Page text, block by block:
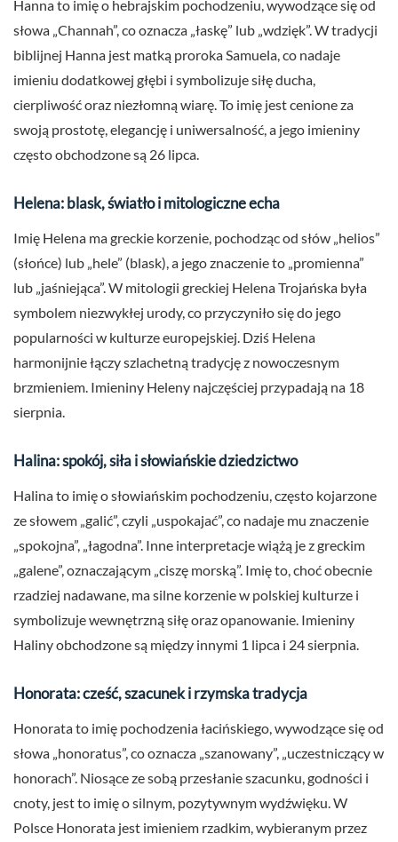
Hanna to imię o hebrajskim pochodzeniu, wywodzące się od
słowa „Channah”, co oznacza „łaskę” lub „wdzięk”. W tradycji
biblijnej Hanna jest matką proroka Samuela, co nadaje
imieniu dodatkowej głębi i symbolizuje siłę ducha,
cierpliwość oraz niezłomną wiarę. To imię jest cenione za
swoją prostotę, elegancję i uniwersalność, a jego imieniny
często obchodzone są 26 lipca.
Helena: blask, światło i mitologiczne echa
Imię Helena ma greckie korzenie, pochodząc od słów „helios”
(słońce) lub „hele” (blask), a jego znaczenie to „promienna”
lub „jaśniejąca”. W mitologii greckiej Helena Trojańska była
symbolem niezwykłej urody, co przyczyniło się do jego
popularności w kulturze europejskiej. Dziś Helena
harmonijnie łączy szlachetną tradycję z nowoczesnym
brzmieniem. Imieniny Heleny najczęściej przypadają na 18
sierpnia.
Halina: spokój, siła i słowiańskie dziedzictwo
Halina to imię o słowiańskim pochodzeniu, często kojarzone
ze słowem „galić”, czyli „uspokajać”, co nadaje mu znaczenie
„spokojna”, „łagodna”. Inne interpretacje wiążą je z greckim
„galene”, oznaczającym „ciszę morską”. Imię to, choć obecnie
rzadziej nadawane, ma silne korzenie w polskiej kulturze i
symbolizuje wewnętrzną siłę oraz opanowanie. Imieniny
Haliny obchodzone są między innymi 1 lipca i 24 sierpnia.
Honorata: cześć, szacunek i rzymska tradycja
Honorata to imię pochodzenia łacińskiego, wywodzące się od
słowa „honoratus”, co oznacza „szanowany”, „uczestniczący w
honorach”. Niosące ze sobą przesłanie szacunku, godności i
cnoty, jest to imię o silnym, pozytywnym wydźwięku. W
Polsce Honorata jest imieniem rzadkim, wybieranym przez